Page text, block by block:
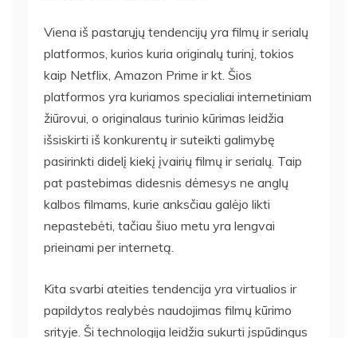
Viena iš pastarųjų tendencijų yra filmų ir serialų
platformos, kurios kuria originalų turinį, tokios
kaip Netflix, Amazon Prime ir kt. Šios
platformos yra kuriamos specialiai internetiniam
žiūrovui, o originalaus turinio kūrimas leidžia
išsiskirti iš konkurentų ir suteikti galimybę
pasirinkti didelį kiekį įvairių filmų ir serialų. Taip
pat pastebimas didesnis dėmesys ne anglų
kalbos filmams, kurie anksčiau galėjo likti
nepastebėti, tačiau šiuo metu yra lengvai
prieinami per internetą.
Kita svarbi ateities tendencija yra virtualios ir
papildytos realybės naudojimas filmų kūrimo
srityje. Ši technologija leidžia sukurti įspūdingus